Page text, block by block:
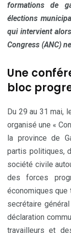
formations de
élections
qui intervient
Congress (ANC)
Une
bloc
Du 29 au 31 mai,
organisé une «
la province de
partis politiques,
société civile
des forces
économiques que
secrétaire
déclaration
travailleurs et